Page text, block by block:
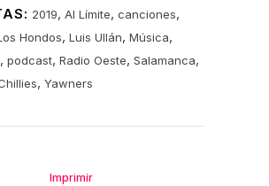
2019, Al Límite, canciones,
Hondos, Luis Ullán, Música,
, podcast, Radio Oeste, Salamanca,
, Yawners
Imprimir